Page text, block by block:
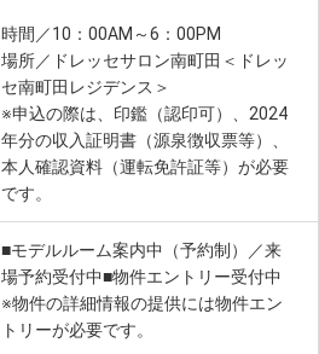
時間／10：00AM～6：00PM
場所／ドレッセサロン南町田＜ドレッ
セ南町田レジデンス＞
※申込の際は、印鑑（認印可）、2024
年分の収入証明書（源泉徴収票等）、
本人確認資料（運転免許証等）が必要
です。
■モデルルーム案内中（予約制）／来
場予約受付中■物件エントリー受付中
※物件の詳細情報の提供には物件エン
トリーが必要です。